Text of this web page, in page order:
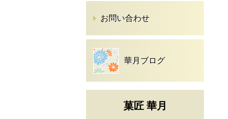
お問い合わせ
華月ブログ
菓匠 華月